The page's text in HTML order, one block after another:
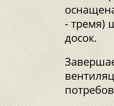
- тремя)
досок.